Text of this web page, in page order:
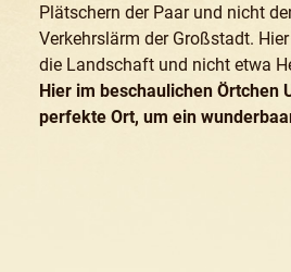
Plätschern der Paar und nicht
Verkehrslärm der Großstadt.
die Landschaft und nicht etwa
Hier im beschaulichen Örtchen
perfekte Ort, um ein